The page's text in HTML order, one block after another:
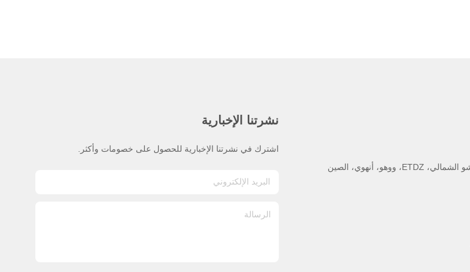
نشرتنا الإخبارية
اشترك في نشرتنا الإخبارية للحصول على خصومات وأكثر.